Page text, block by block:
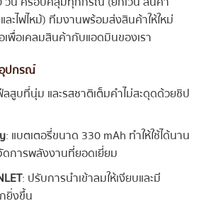
ะไฟไหม้) ทีมงานพร้อมส่งสินค้าให้ใหม่
พื่อเคลมสินค้ากับแอดมินของเรา
ปกรณ์
สูบที่นุ่ม และรสชาติเต็มคำไม่สะดุดด้วยชิป
: แบตเตอรี่ขนาด 330 mAh ทำให้ใช้ได้นาน
การพลังงานที่ยอดเยี่ยม
: ปรับการนำเข้าลมให้เงียบและมี
ยิ่งขึ้น